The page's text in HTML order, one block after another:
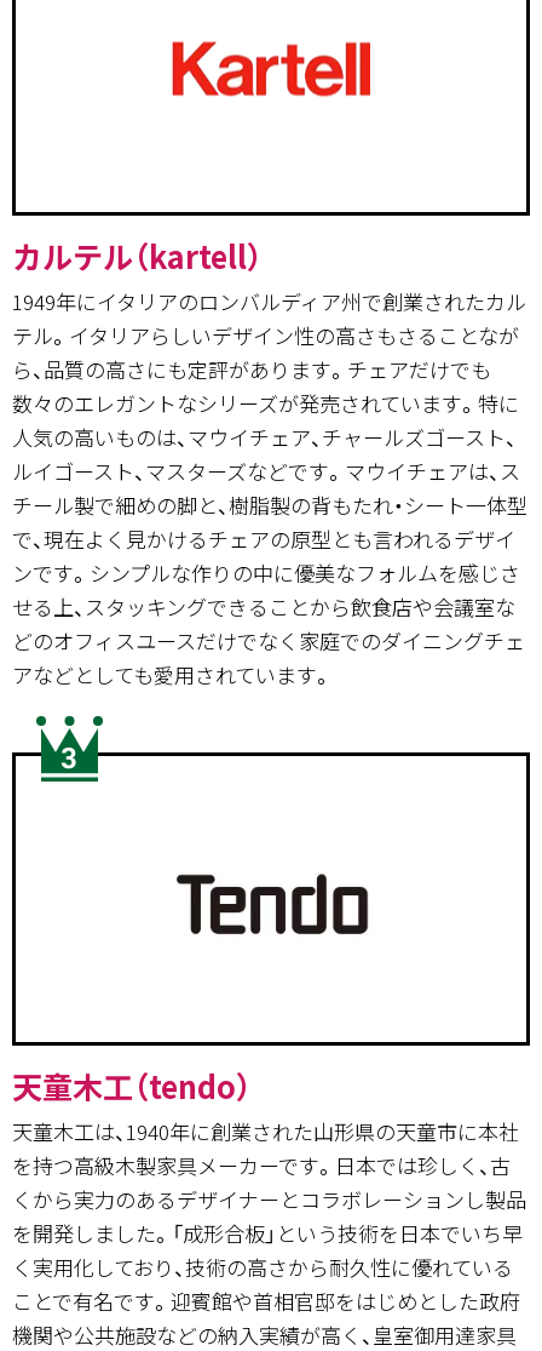
カルテル（kartell）
1949年にイタリアのロンバルディア州で創業されたカル
テル。イタリアらしいデザイン性の高さもさることなが
ら、品質の高さにも定評があります。チェアだけでも
数々のエレガントなシリーズが発売されています。特に
人気の高いものは、マウイチェア、チャールズゴースト、
ルイゴースト、マスターズなどです。マウイチェアは、ス
チール製で細めの脚と、樹脂製の背もたれ・シート一体型
で、現在よく見かけるチェアの原型とも言われるデザイ
ンです。シンプルな作りの中に優美なフォルムを感じさ
せる上、スタッキングできることから飲食店や会議室な
どのオフィスユースだけでなく家庭でのダイニングチェ
アなどとしても愛用されています。
天童木工（tendo）
天童木工は、1940年に創業された山形県の天童市に本社
を持つ高級木製家具メーカーです。日本では珍しく、古
くから実力のあるデザイナーとコラボレーションし製品
を開発しました。「成形合板」という技術を日本でいち早
く実用化しており、技術の高さから耐久性に優れている
ことで有名です。迎賓館や首相官邸をはじめとした政府
機関や公共施設などの納入実績が高く、皇室御用達家具